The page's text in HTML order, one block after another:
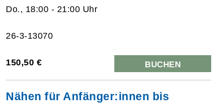
Do., 18:00 - 21:00 Uhr
26-3-13070
150,50 € BUCHEN
Nähen für Anfänger:innen bis